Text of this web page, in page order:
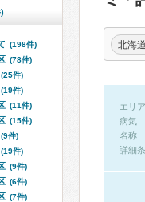
北海道
エリ
病気
名称
詳細
(198件)
(78件)
(25件)
(19件)
(11件)
(15件)
(9件)
(19件)
(9件)
(6件)
(7件)